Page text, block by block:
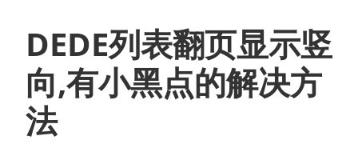
DEDE列表翻页显示竖
向,有小黑点的解决方
法